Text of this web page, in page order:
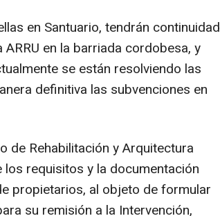
en Santuario, tendrán continuidad
en la barriada cordobesa, y
se están resolviendo las
definitiva las subvenciones en
de Rehabilitación y Arquitectura
requisitos y la documentación
propietarios, al objeto de formular
su remisión a la Intervención,